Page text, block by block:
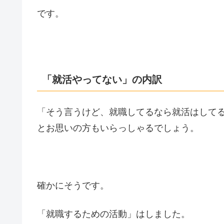
です。
「就活やってない」の内訳
「そう言うけど、就職してるなら就活はして
とお思いの方もいらっしゃるでしょう。
確かにそうです。
「就職するための活動」はしました。